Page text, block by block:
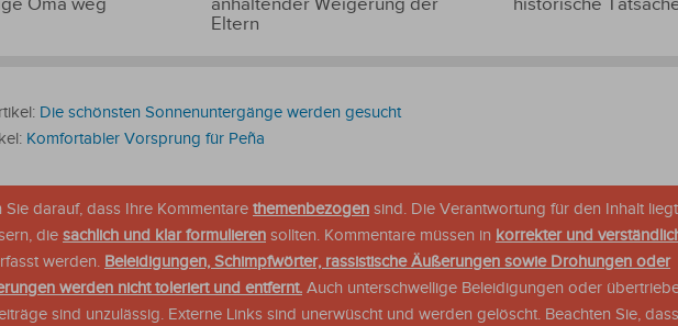
Eltern
Die schönsten Sonnenuntergänge werden gesucht
Komfortabler Vorsprung für Peña
Sie darauf, dass Ihre Kommentare themenbezogen sind. Die Verantwortung für den Inhalt
die sachlich und klar formulieren sollten. Kommentare müssen in korrekter und
werden. Beleidigungen, Schimpfwörter, rassistische Äußerungen sowie Drohungen oder
werden nicht toleriert und entfernt. Auch unterschwellige Beleidigungen oder
sind unzulässig. Externe Links sind unerwüscht und werden gelöscht. Beachten Sie,